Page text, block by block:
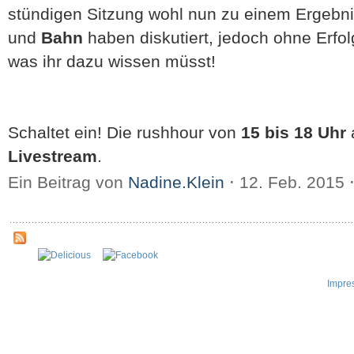
stündigen Sitzung wohl nun zu einem
und Bahn haben diskutiert, jedoch ohne
was ihr dazu wissen müsst!
Schaltet ein! Die rushhour von 15 bis 18 Uhr
Livestream.
Ein Beitrag von Nadine.Klein ⋅ 12. Feb. 2015 ⋅